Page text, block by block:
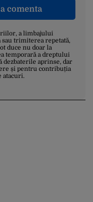
comenta
a limbajului
trimiterea repetată,
duce nu doar la
temporară a dreptului
dezbaterile aprinse, dar
și pentru contribuția
atacuri.